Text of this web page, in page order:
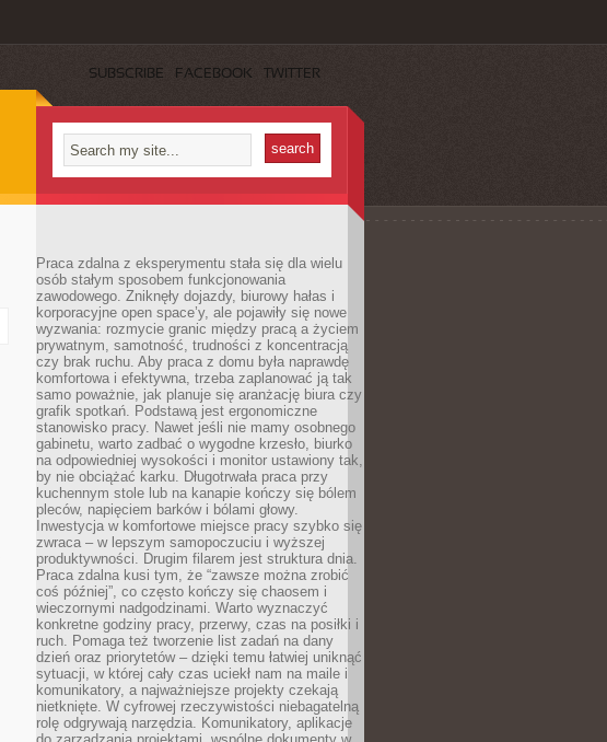
SUBSCRIBE FACEBOOK TWITTER
Praca zdalna z eksperymentu stała się dla wielu
osób stałym sposobem funkcjonowania
zawodowego. Zniknęły dojazdy, biurowy hałas i
korporacyjne open space’y, ale pojawiły się nowe
wyzwania: rozmycie granic między pracą a życiem
prywatnym, samotność, trudności z koncentracją
czy brak ruchu. Aby praca z domu była naprawdę
komfortowa i efektywna, trzeba zaplanować ją tak
samo poważnie, jak planuje się aranżację biura czy
grafik spotkań. Podstawą jest ergonomiczne
stanowisko pracy. Nawet jeśli nie mamy osobnego
gabinetu, warto zadbać o wygodne krzesło, biurko
na odpowiedniej wysokości i monitor ustawiony tak,
by nie obciążać karku. Długotrwała praca przy
kuchennym stole lub na kanapie kończy się bólem
pleców, napięciem barków i bólami głowy.
Inwestycja w komfortowe miejsce pracy szybko się
zwraca – w lepszym samopoczuciu i wyższej
produktywności. Drugim filarem jest struktura dnia.
Praca zdalna kusi tym, że “zawsze można zrobić
coś później”, co często kończy się chaosem i
wieczornymi nadgodzinami. Warto wyznaczyć
konkretne godziny pracy, przerwy, czas na posiłki i
ruch. Pomaga też tworzenie list zadań na dany
dzień oraz priorytetów – dzięki temu łatwiej uniknąć
sytuacji, w której cały czas uciekł nam na maile i
komunikatory, a najważniejsze projekty czekają
nietknięte. W cyfrowej rzeczywistości niebagatelną
rolę odgrywają narzędzia. Komunikatory, aplikacje